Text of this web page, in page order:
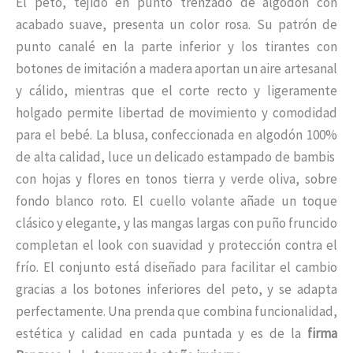
acabado suave, presenta un color rosa. Su patrón de
punto canalé en la parte inferior y los tirantes con
botones de imitación a madera aportan un aire artesanal
y cálido, mientras que el corte recto y ligeramente
holgado permite libertad de movimiento y comodidad
para el bebé. La blusa, confeccionada en algodón 100%
de alta calidad, luce un delicado estampado de bambis
con hojas y flores en tonos tierra y verde oliva, sobre
fondo blanco roto. El cuello volante añade un toque
clásico y elegante, y las mangas largas con puño fruncido
completan el look con suavidad y protección contra el
frío. El conjunto está diseñado para facilitar el cambio
gracias a los botones inferiores del peto, y se adapta
perfectamente. Una prenda que combina funcionalidad,
estética y calidad en cada puntada y es de la firma